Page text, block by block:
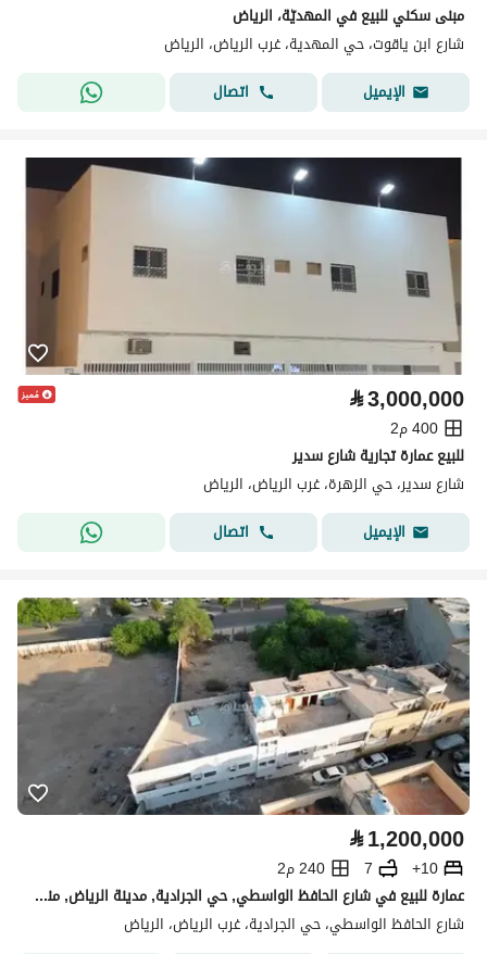
مبنى سكني للبيع في المهديّة، الرياض
شارع ابن ياقوت، حي المهدية، غرب الرياض، الرياض
الإيميل
اتصال
⃁3,000,000
400 م2
للبيع عمارة تجارية شارع سدير
شارع سدير، حي الزهرة، غرب الرياض، الرياض
الإيميل
اتصال
⃁1,200,000
10+
7
240 م2
عمارة للبيع في شارع الحافظ الواسطي, حي الجرادية, مدينة الرياض, منطقة الرياض
شارع الحافظ الواسطي، حي الجرادية، غرب الرياض، الرياض